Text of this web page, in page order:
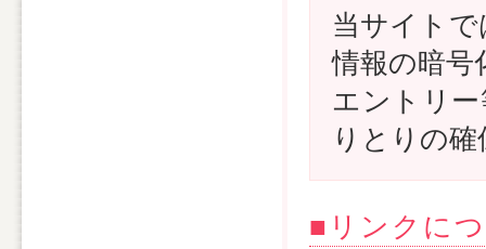
当サイトで
情報の暗号
エントリ
りとりの
■リンクに